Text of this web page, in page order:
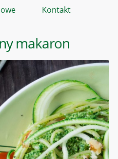
Kontakt
makaron